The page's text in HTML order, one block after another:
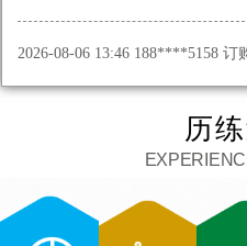
2026-08-06 13:46 188****5158
2026-08-06 13:44 139****7575 订
米
2026-08-06 13:43 139****5757
历